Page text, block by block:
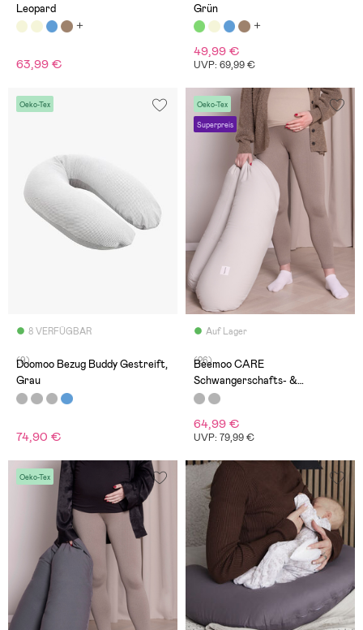
Leopard
63,99 €
Grün
49,99 €
UVP: 69,99 €
Oeko-Tex
8 VERFÜGBAR
(9)
Doomoo Bezug Buddy Gestreift,
Grau
74,90 €
Oeko-Tex
Superpreis
Auf Lager
(26)
Beemoo CARE
Schwangerschafts- &
Stillkissen, Light Grey
64,99 €
UVP: 79,99 €
Oeko-Tex